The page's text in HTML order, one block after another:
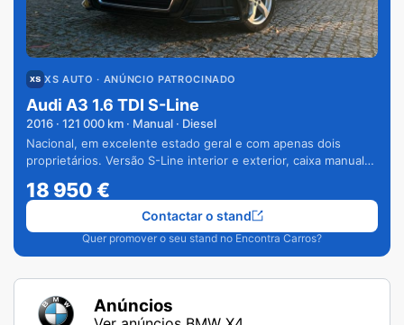
XS AUTO · ANÚNCIO PATROCINADO
Audi A3 1.6 TDI S-Line
2016 · 121 000 km · Manual · Diesel
Nacional, em excelente estado geral e com apenas dois
proprietários. Versão S-Line interior e exterior, caixa manual
18 950€
Quer promover o seu stand no Encontra Carros?
Contactar o stand
Anúncios